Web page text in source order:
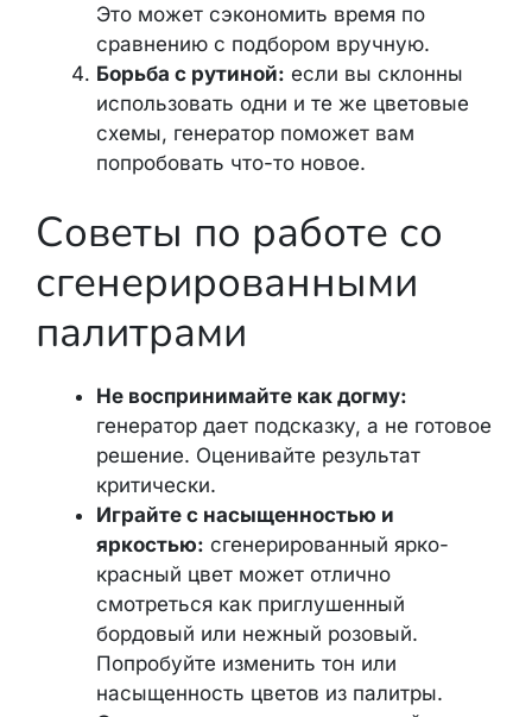
Это может сэкономить время по
сравнению с подбором вручную.
Борьба с рутиной: если вы склонны
использовать одни и те же цветовые
схемы, генератор поможет вам
попробовать что-то новое.
Советы по работе со
сгенерированными
палитрами
Не воспринимайте как догму:
генератор дает подсказку, а не готовое
решение. Оценивайте результат
критически.
Играйте с насыщенностью и
яркостью: сгенерированный ярко-
красный цвет может отлично
смотреться как приглушенный
бордовый или нежный розовый.
Попробуйте изменить тон или
насыщенность цветов из палитры.